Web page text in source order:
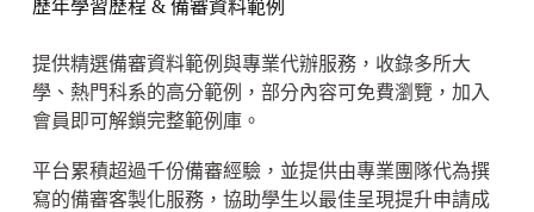
歷年學習歷程 & 備審資料範例
提供精選備審資料範例與專業代辦服務，收錄多所大
學、熱門科系的高分範例，部分內容可免費瀏覽，加入
會員即可解鎖完整範例庫。
平台累積超過千份備審經驗，並提供由專業團隊代為撰
寫的備審客製化服務，協助學生以最佳呈現提升申請成